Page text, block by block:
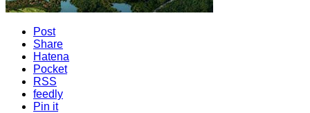
Post
Share
Hatena
Pocket
RSS
feedly
Pin it